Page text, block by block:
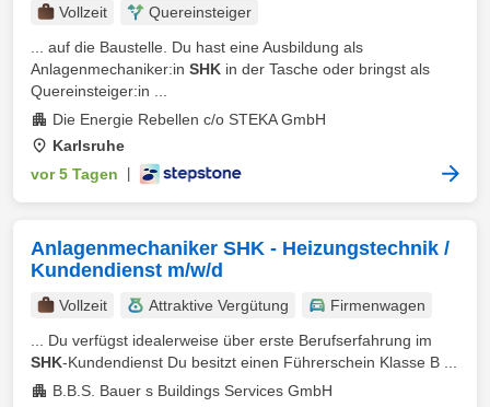
Vollzeit
Quereinsteiger
... auf die Baustelle. Du hast eine Ausbildung als
Anlagenmechaniker:in SHK in der Tasche oder bringst als
Quereinsteiger:in ...
Die Energie Rebellen c/o STEKA GmbH
Karlsruhe
vor 5 Tagen
Anlagenmechaniker SHK - Heizungstechnik /
Kundendienst m/w/d
Vollzeit Attraktive Vergütung
Firmenwagen
... Du verfügst idealerweise über erste Berufserfahrung im
SHK-Kundendienst Du besitzt einen Führerschein Klasse B ...
B.B.S. Bauer s Buildings Services GmbH